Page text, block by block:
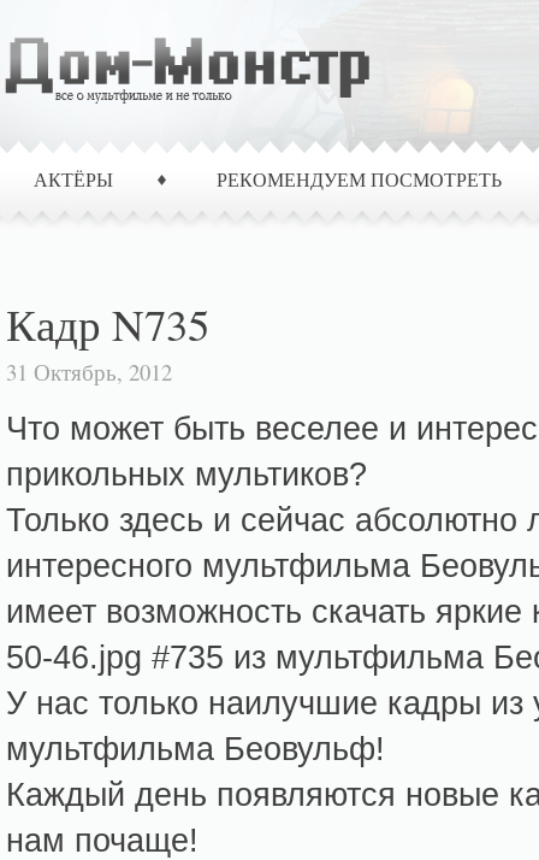
АКТЁРЫ РЕКОМЕНДУЕМ ПОСМОТРЕТЬ
Кадр N735
31 Октябрь, 2012
Что может быть веселее и
прикольных мультиков?
Только здесь и сейчас абсолютно
интересного мультфильма
имеет возможность скачать
50-46.jpg #735 из мультфильма
У нас только наилучшие кадры из
мультфильма Беовульф!
Каждый день появляются новые
нам почаще!